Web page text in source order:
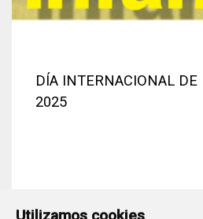
DÍA INTERNACIONAL DE
2025